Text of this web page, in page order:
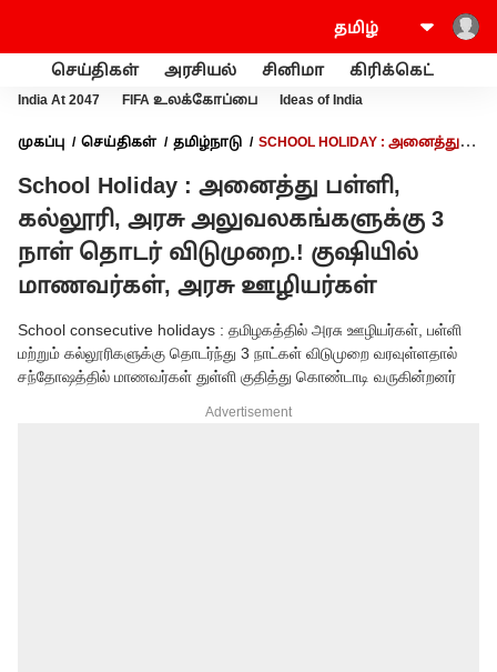
செய்திகள் அரசியல் சினிமா கிரிக்கெட்
India At 2047 FIFA உலக்கோப்பை Ideas of India
முகப்பு செய்திகள் தமிழ்நாடு
SCHOOL HOLIDAY : அனைத்து
விடுமுறை.! குஷியில் மாணவர்கள், அரசு ஊழியர்கள்
School Holiday : அனைத்து பள்ளி,
கல்லூரி, அரசு அலுவலகங்களுக்கு 3
நாள் தொடர் விடுமுறை.! குஷியில்
மாணவர்கள், அரசு ஊழியர்கள்
School consecutive holidays : தமிழகத்தில் அரசு ஊழியர்கள், பள்ளி
மற்றும் கல்லூரிகளுக்கு தொடர்ந்து 3 நாட்கள் விடுமுறை வரவுள்ளதால்
சந்தோஷத்தில் மாணவர்கள் துள்ளி குதித்து கொண்டாடி வருகின்றனர்
Advertisement